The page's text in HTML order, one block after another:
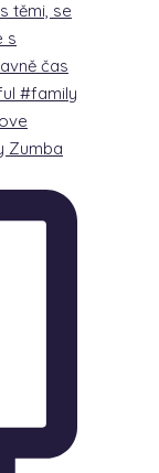
Zumba